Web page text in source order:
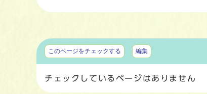
マイページ
このページをチェックする 編集
チェックしているページはありません